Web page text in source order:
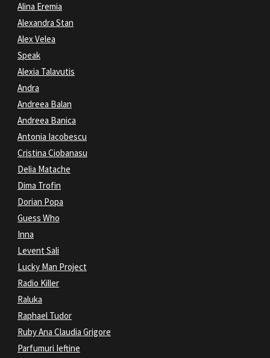
Alina Eremia
Alexandra Stan
Alex Velea
Speak
Alexia Talavutis
Andra
Andreea Balan
Andreea Banica
Antonia Iacobescu
Cristina Ciobanasu
Delia Matache
Dima Trofin
Dorian Popa
Guess Who
Inna
Levent Sali
Lucky Man Project
Radio Killer
Raluka
Raphael Tudor
Ruby Ana Claudia Grigore
Parfumuri Ieftine